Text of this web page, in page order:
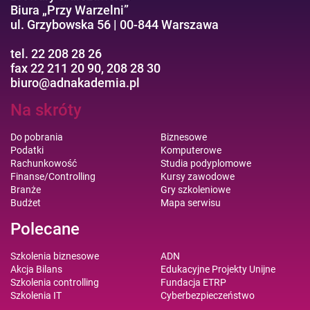
Biura „Przy Warzelni”
ul. Grzybowska 56 | 00-844 Warszawa
tel. 22 208 28 26
fax 22 211 20 90, 208 28 30
biuro@adnakademia.pl
Na skróty
Do pobrania
Podatki
Rachunkowość
Finanse/Controlling
Branże
Budżet
Biznesowe
Komputerowe
Studia podyplomowe
Kursy zawodowe
Gry szkoleniowe
Mapa serwisu
Polecane
Szkolenia biznesowe
Akcja Bilans
Szkolenia controlling
Szkolenia IT
ADN
Edukacyjne Projekty Unijne
Fundacja ETRP
Cyberbezpieczeństwo